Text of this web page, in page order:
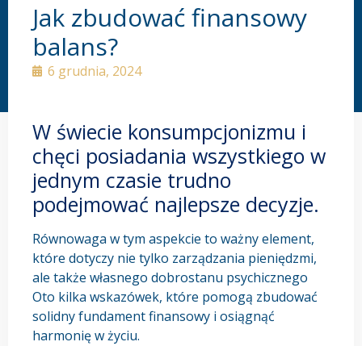
Jak zbudować finansowy
balans?
6 grudnia, 2024
W świecie konsumpcjonizmu i
chęci posiadania wszystkiego w
jednym czasie trudno
podejmować najlepsze decyzje.
Równowaga w tym aspekcie to ważny element,
które dotyczy nie tylko zarządzania pieniędzmi,
ale także własnego dobrostanu psychicznego
Oto kilka wskazówek, które pomogą zbudować
solidny fundament finansowy i osiągnąć
harmonię w życiu.